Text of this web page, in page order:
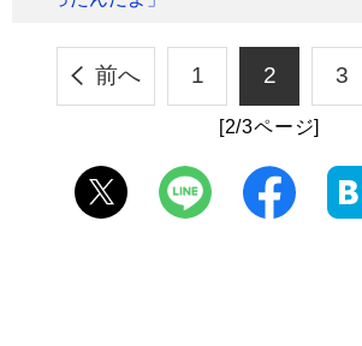
前へ 1 2 3
[2/3ページ]